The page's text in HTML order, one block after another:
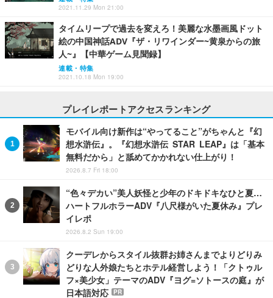
2021.11.29 Mon 21:00
タイムリープで過去を変えろ！美麗な水墨画風ドット
絵の中国神話ADV『ザ・リワインダー~黄泉からの旅
人~』【中華ゲーム見聞録】
連載・特集
2021.10.18 Mon 19:00
プレイレポートアクセスランキング
モバイル向け新作は“やってること”がちゃんと『幻
想水滸伝』。『幻想水滸伝 STAR LEAP』は「基本
無料だから」と舐めてかかれない仕上がり！
2026.8.7 Fri 18:00
“色々デカい”美人妖怪と少年のドキドキなひと夏…
ハートフルホラーADV『八尺様がいた夏休み』プレ
イレポ
2026.8.2 Sun 19:00
クーデレからスタイル抜群お姉さんまでよりどりみ
どりな人外娘たちとホテル経営しよう！「クトゥル
フ×美少女」テーマのADV『ヨグ=ソトースの庭』が
日本語対応
PR